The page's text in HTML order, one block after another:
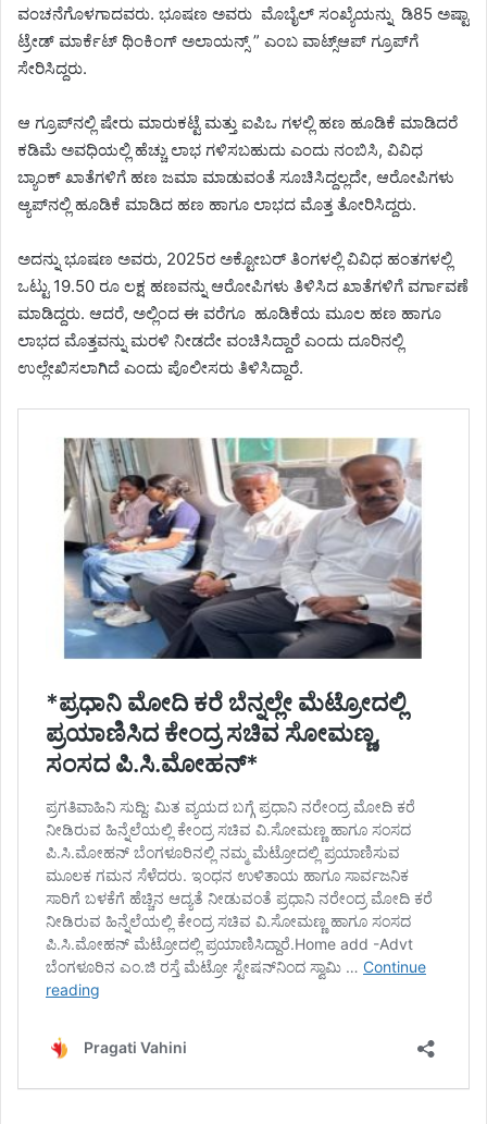
ವಂಚನೆಗೊಳಗಾದವರು‌.‌ ಭೂಷಣ ಅವರು ಮೊಬೈಲ್ ಸಂಖ್ಯೆಯನ್ನು ಡಿ85 ಅಷ್ಟಾ
ಟ್ರೇಡ್ ಮಾರ್ಕೆಟ್ ಥಿಂಕಿಂಗ್ ಅಲಾಯನ್ಸ್ ” ಎಂಬ ವಾಟ್ಸ್‌ಆಪ್ ಗ್ರೂಪ್‌ಗೆ
ಸೇರಿಸಿದ್ದರು.
ಆ ಗ್ರೂಪ್‌ನಲ್ಲಿ ಷೇರು ಮಾರುಕಟ್ಟೆ ಮತ್ತು ಐಪಿಒ‌ ಗಳಲ್ಲಿ ಹಣ ಹೂಡಿಕೆ ಮಾಡಿದರೆ
ಕಡಿಮೆ ಅವಧಿಯಲ್ಲಿ ಹೆಚ್ಚು ಲಾಭ ಗಳಿಸಬಹುದು ಎಂದು ನಂಬಿಸಿ, ವಿವಿಧ
ಬ್ಯಾಂಕ್ ಖಾತೆಗಳಿಗೆ ಹಣ ಜಮಾ ಮಾಡುವಂತೆ ಸೂಚಿಸಿದ್ದಲ್ಲದೇ, ಆರೋಪಿಗಳು
ಆ್ಯಪ್‌ನಲ್ಲಿ ಹೂಡಿಕೆ ಮಾಡಿದ ಹಣ ಹಾಗೂ ಲಾಭದ ಮೊತ್ತ ತೋರಿಸಿದ್ದರು.
ಅದನ್ನು ಭೂಷಣ ಅವರು, 2025ರ ಅಕ್ಟೋಬರ್ ತಿಂಗಳಲ್ಲಿ ವಿವಿಧ ಹಂತಗಳಲ್ಲಿ
ಒಟ್ಟು 19.50 ರೂ‌ ಲಕ್ಷ ಹಣವನ್ನು ಆರೋಪಿಗಳು ತಿಳಿಸಿದ ಖಾತೆಗಳಿಗೆ ವರ್ಗಾವಣೆ
ಮಾಡಿದ್ದರು. ಆದರೆ, ಅಲ್ಲಿಂದ ಈ ವರೆಗೂ ಹೂಡಿಕೆಯ ಮೂಲ ಹಣ ಹಾಗೂ
ಲಾಭದ ಮೊತ್ತವನ್ನು ಮರಳಿ ನೀಡದೇ ವಂಚಿಸಿದ್ದಾರೆ ಎಂದು ದೂರಿನಲ್ಲಿ‌
ಉಲ್ಲೇಖಿಸಲಾಗಿದೆ ಎಂದು ಪೊಲೀಸರು ತಿಳಿಸಿದ್ದಾರೆ.